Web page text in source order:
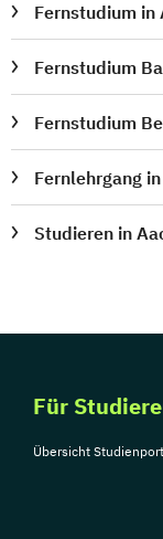
Fernstudium in
Fernstudium
Fernstudium
Fernlehrgang
Studieren in
Für
Übersicht